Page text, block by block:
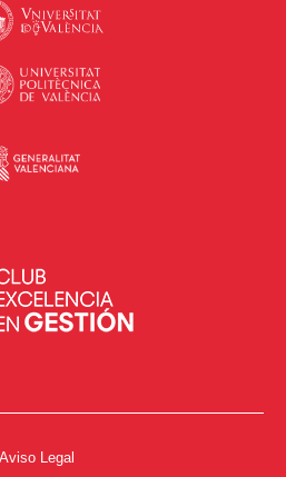
Aviso Legal